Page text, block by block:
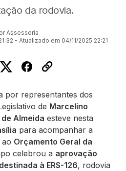
da rodovia.
Assessoria
- Atualizado em 04/11/2025 22:21
por representantes dos
de Marcelino
Almeida esteve nesta
para acompanhar a
Orçamento Geral da
celebrou a aprovação
à ERS-126, rodovia